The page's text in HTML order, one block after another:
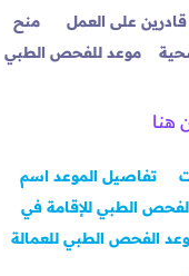
على العمل
منح
موعد للفحص الطبي
هنا
تفاصيل الموعد اسم
الطبي للإقامة في
الفحص الطبي للعمالة